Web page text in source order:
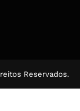
Reservados.